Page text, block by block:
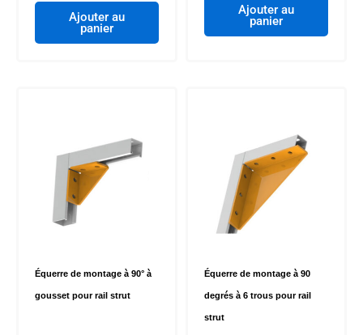
Ajouter au
panier
Ajouter au
panier
Équerre de montage à 90° à
gousset pour rail strut
Équerre de montage à 90
degrés à 6 trous pour rail
strut